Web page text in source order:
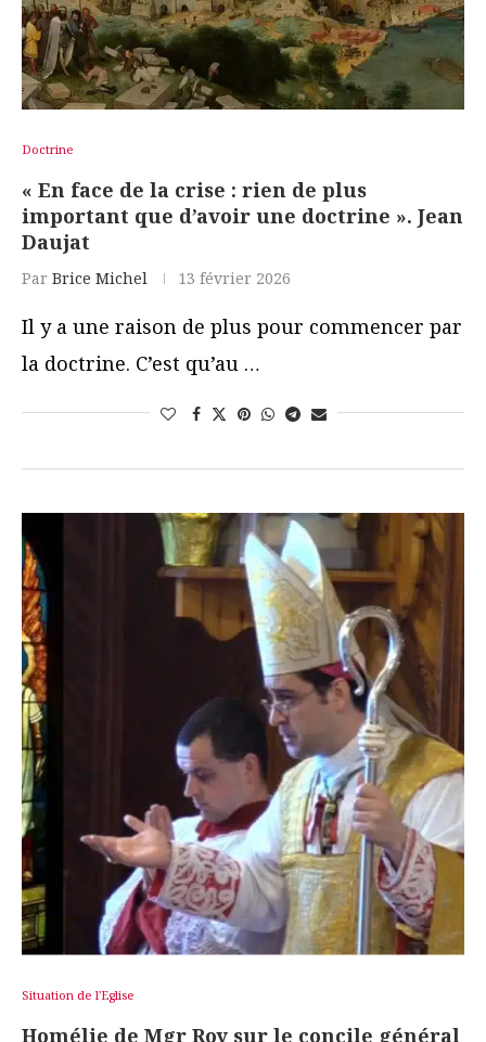
Doctrine
« En face de la crise : rien de plus
important que d’avoir une doctrine ». Jean
Daujat
Par Brice Michel 13 février 2026
Il y a une raison de plus pour commencer par
la doctrine. C’est qu’au …
Situation de l'Eglise
Homélie de Mgr Roy sur le concile général